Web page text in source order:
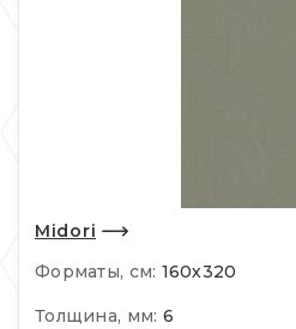
Midori
Форматы, см: 160х320
Толщина, мм: 6